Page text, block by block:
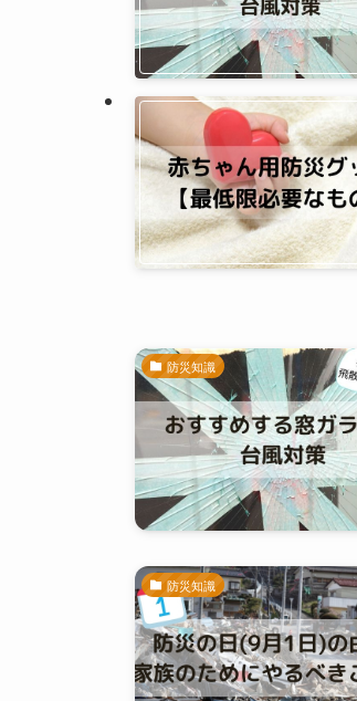
防災知識
防災知識